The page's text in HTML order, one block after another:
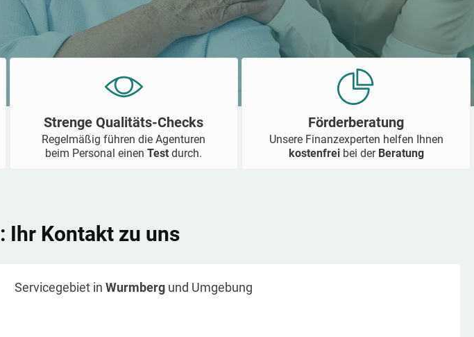
Strenge Qualitäts-Checks
Regelmäßig führen die Agenturen
beim Personal einenTestdurch.
Förderberatung
Unsere Finanzexperten helfen Ihnen
kostenfrei bei der Beratung
: Ihr Kontakt zu uns
Servicegebiet in Wurmberg und Umgebung